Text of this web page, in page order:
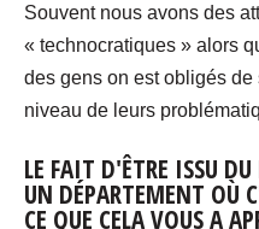
Souvent nous avons des
« technocratiques » alors
des gens on est obligés
niveau de leurs
LE FAIT D'ÊTRE ISSU
UN DÉPARTEMENT OÙ
CE QUE CELA VOUS A